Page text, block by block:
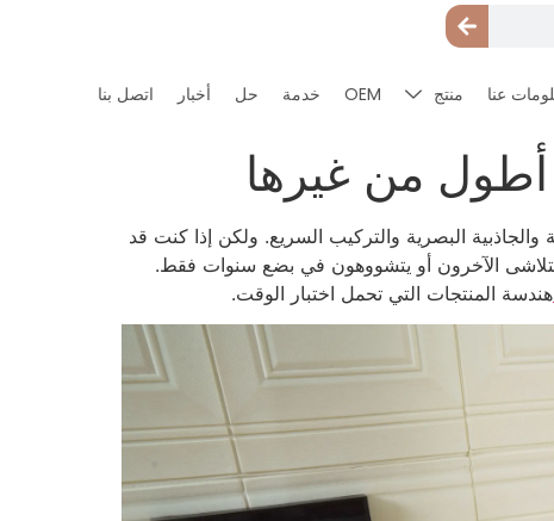
عنا منتج OEM خدمة حل أخبار اتصل بنا
أطول من غيرها
والجاذبية البصرية والتركيب السريع. ولكن إذا كنت قد
الآخرون أو يتشووهون في بضع سنوات فقط.
هندسة المنتجات التي تحمل اختبار الوقت.